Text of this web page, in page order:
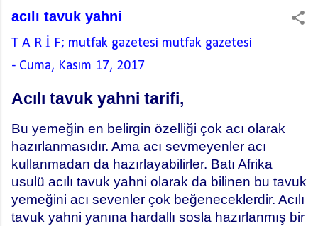
acılı tavuk yahni
T A R İ F; mutfak gazetesi mutfak gazetesi
- Cuma, Kasım 17, 2017
Acılı tavuk yahni tarifi,
Bu yemeğin en belirgin özelliği çok acı olarak
hazırlanmasıdır. Ama acı sevmeyenler acı
kullanmadan da hazırlayabilirler. Batı Afrika
usulü acılı tavuk yahni olarak da bilinen bu tavuk
yemeğini acı sevenler çok beğeneceklerdir. Acılı
tavuk yahni yanına hardallı sosla hazırlanmış bir